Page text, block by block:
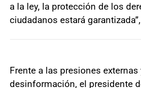
a la ley, la protección de los
ciudadanos estará
Frente a las presiones externas
desinformación, el presidente